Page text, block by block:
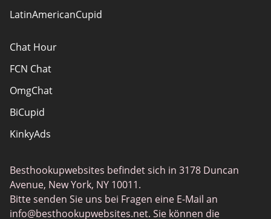
LatinAmericanCupid
Chat Hour
FCN Chat
OmgChat
BiCupid
KinkyAds
Together2Night
MyLOL
Besthookupwebsites befindet sich in 3178 Duncan
Avenue, New York, NY 10011.
Bitte senden Sie uns bei Fragen eine E-Mail an
info@besthookupwebsites.net. Sie können die